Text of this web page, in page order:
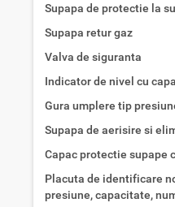
Supapa de protectie la
Supapa retur gaz
Valva de siguranta
Indicator de nivel cu
Gura umplere tip
Supapa de aerisire si
Capac protectie supape
Placuta de identificare
presiune, capacitate,